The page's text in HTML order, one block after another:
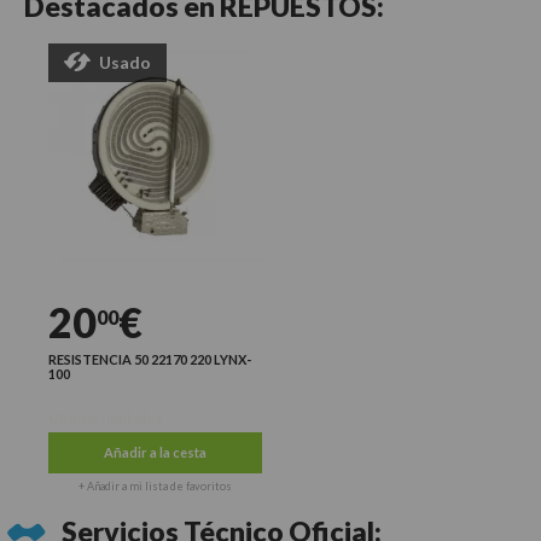
Usado
2000€
RESISTENCIA 50 22170 220 LYNX-
100
Añadir a la cesta
+ Añadir a mi lista de favoritos
Servicios Técnico Oficial: